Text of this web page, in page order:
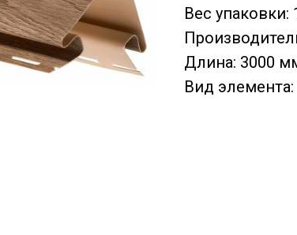
Вес упаковки:
Длина: 3000
Вид